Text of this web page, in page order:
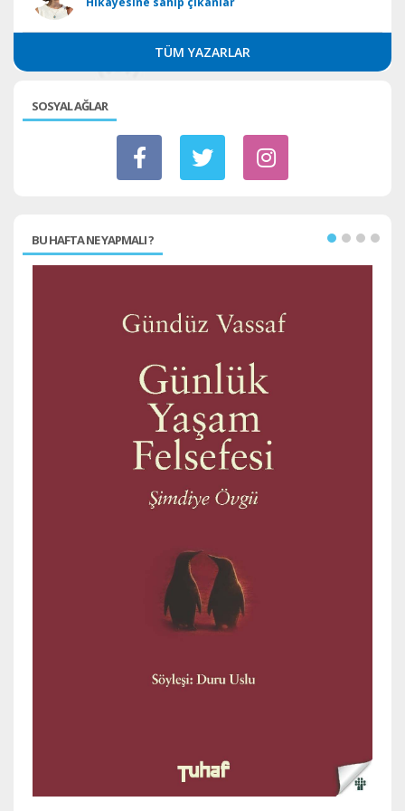
TÜM YAZARLAR
SOSYAL AĞLAR
BU HAFTA NE YAPMALI ?